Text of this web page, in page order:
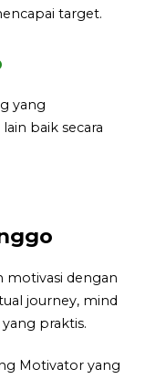
target.
yang
baik secara
motivasi dengan
journey, mind
praktis.
Motivator yang